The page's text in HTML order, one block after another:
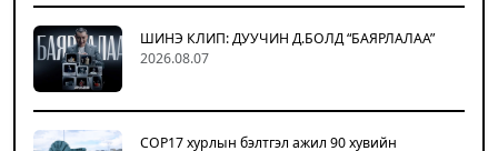
ШИНЭ КЛИП: ДУУЧИН Д.БОЛД “БАЯРЛАЛАА”
2026.08.07
COP17 хурлын бэлтгэл ажил 90 хувийн